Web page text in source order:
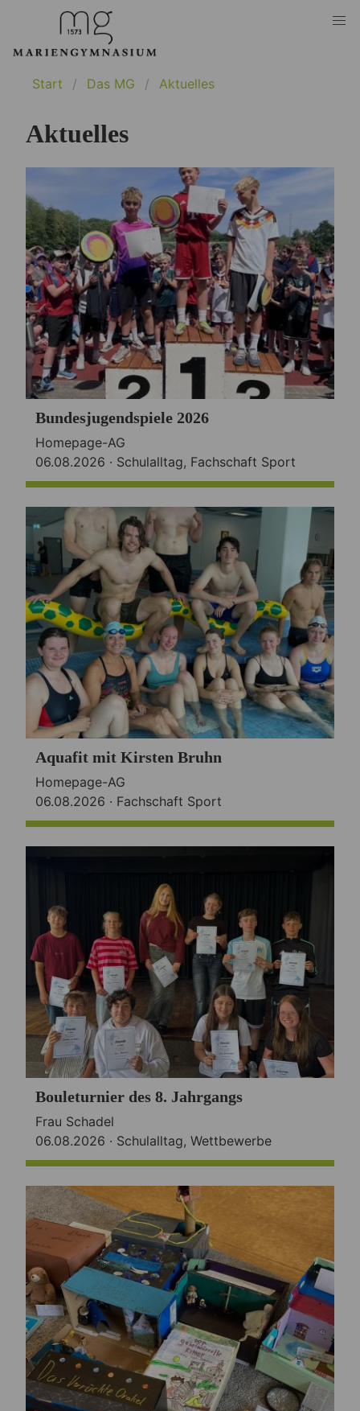
Start Das MG Aktuelles
Aktuelles
Bundesjugendspiele 2026
Homepage-AG
06.08.2026 · Schulalltag, Fachschaft Sport
Aquafit mit Kirsten Bruhn
Homepage-AG
06.08.2026 · Fachschaft Sport
Bouleturnier des 8. Jahrgangs
Frau Schadel
06.08.2026 · Schulalltag, Wettbewerbe